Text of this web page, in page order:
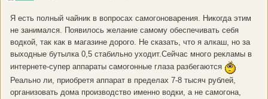
Я есть полный чайник в вопросах самогоноварения. Никогда этим
не занимался. Появилось желание самому обеспечивать себя
водкой, так как в магазине дорого. Не сказать, что я алкаш, но за
выходные бутылка 0,5 стабильно уходит.Сейчас много рекламы в
интернете-супер аппараты самогонные глаза разбегаются
Реально ли, приобретя аппарат в пределах 7-8 тысяч рублей,
организовать дома производство именно водки, а не самогона,